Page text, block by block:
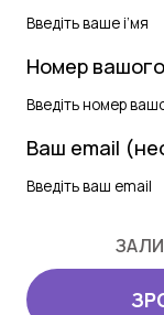
Номер
Ваш email